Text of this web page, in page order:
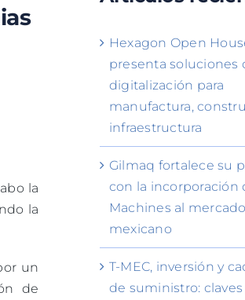
la
la
un
de
Hexagon Open
presenta soluciones
digitalización para
manufactura,
infraestructura
Gilmaq fortalece su
con la incorporación
Machines al mercado
mexicano
T-MEC, inversión y
de suministro: claves